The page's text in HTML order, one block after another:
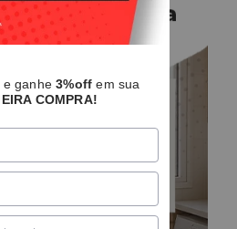
e ganhe3%off em sua
COMPRA!